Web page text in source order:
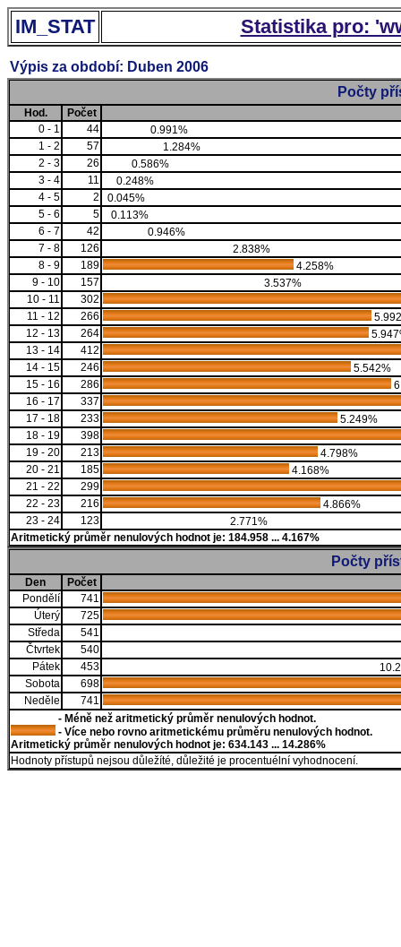
IM_STAT Statistika pro:
Výpis za období: Duben 2006
Počty
Hod.
Počet
0 - 1
44
0.991%
1 - 2
57
1.284%
2 - 3
26
0.586%
3 - 4
11
0.248%
4 - 5
2
0.045%
5 - 6
5
0.113%
6 - 7
42
0.946%
7 - 8
126
2.838%
8 - 9
189
4.258%
9 - 10
157
3.537%
10 - 11
302
11 - 12
266
12 - 13
264
13 - 14
412
14 - 15
246
5.542%
15 - 16
286
16 - 17
337
17 - 18
233
5.249%
18 - 19
398
19 - 20
213
4.798%
20 - 21
185
4.168%
21 - 22
299
22 - 23
216
4.866%
23 - 24
123
2.771%
Aritmetický průměr nenulových hodnot je: 184.958 ... 4.167%
Počty
Den
Počet
Pondělí
741
Úterý
725
Středa
541
Čtvrtek
540
Pátek
453
Sobota
698
Neděle
741
- Méně než aritmetický průměr nenulových hodnot.
- Více nebo rovno aritmetickému průměru nenulových hodnot.
Aritmetický průměr nenulových hodnot je: 634.143 ... 14.286%
Hodnoty přístupů nejsou důležíté, důležité je procentuélní vyhodnocení.